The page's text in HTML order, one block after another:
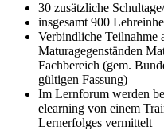
30 zusätzliche
insgesamt 900
Verbindliche Teilnahme
Maturagegenständen
Fachbereich (gem.
gültigen Fassung)
Im Lernforum werden
elearning von einem
Lernerfolges vermittelt